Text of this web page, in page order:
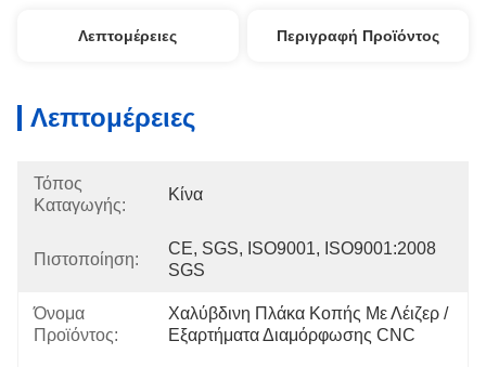
Λεπτομέρειες Περιγραφή Προϊόντος
Λεπτομέρειες
Τόπος
Καταγωγής:
Κίνα
Πιστοποίηση:
CE, SGS, ISO9001, ISO9001:2008
SGS
Όνομα
Προϊόντος:
Χαλύβδινη Πλάκα Κοπής Με Λέιζερ /
Εξαρτήματα Διαμόρφωσης CNC